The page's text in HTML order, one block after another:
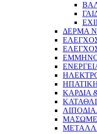
ΔΕΡΜΑ
ΚΑΡΔΙΑ